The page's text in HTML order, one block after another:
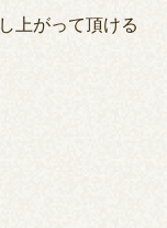
上がって頂ける